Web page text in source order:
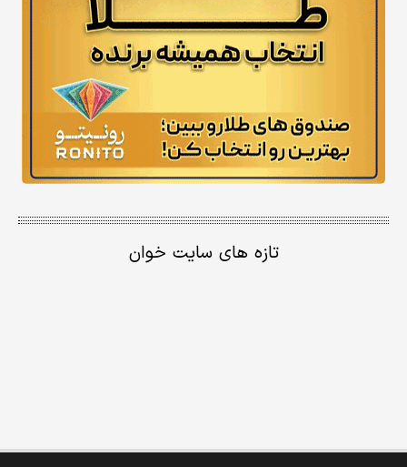
تازه های سایت خوان